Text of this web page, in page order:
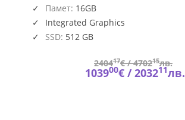
Памет: 16GB
Integrated Graphics
SSD: 512 GB
240417€ /470215лв.
103900€ /203211лв.